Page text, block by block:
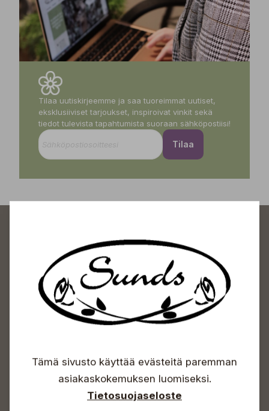
Tilaa uutiskirjeemme ja saa tuoreimmat uutiset,
eksklusiiviset tarjoukset, inspiroivat vinkit sekä
tiedot tulevista tapahtumista suoraan sähköpostiisi!
Tilaa
Sundin Puutarhakeskus
Sunnuntaisin Itsepalvelu
Info & vaihde
Tämä sivusto käyttää evästeitä paremman
asiakaskokemuksen luomiseksi.
Tietosuojaseloste